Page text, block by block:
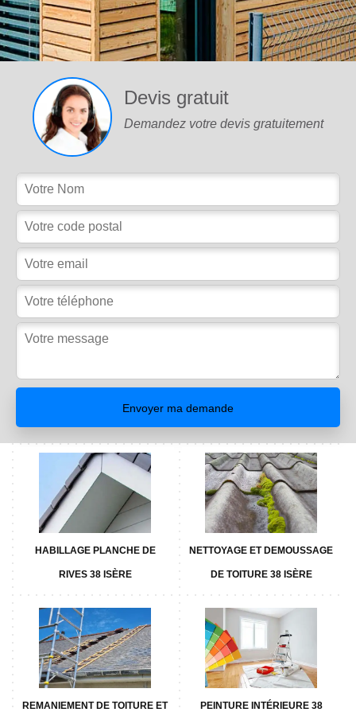
Devis gratuit
Demandez votre devis gratuitement
HABILLAGE PLANCHE DE
RIVES 38 ISÈRE
NETTOYAGE ET DEMOUSSAGE
DE TOITURE 38 ISÈRE
REMANIEMENT DE TOITURE ET PEINTURE INTÉRIEURE 38